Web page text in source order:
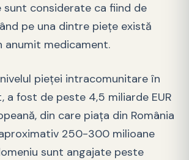
considerate ca fiind de
pe una dintre piețe există
medicament.
pieței intracomunitare în
a fost de peste 4,5 miliarde EUR
din care piața din România
250-300 milioane
sunt angajate peste